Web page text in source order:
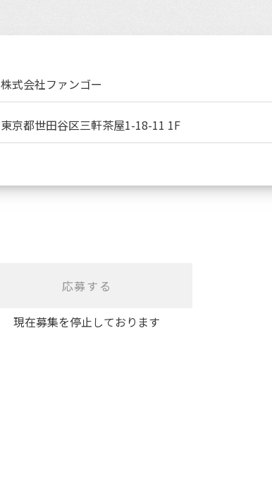
株式会社ファンゴー
東京都世田谷区三軒茶屋1-18-11 1F
応募する
現在募集を停止しております